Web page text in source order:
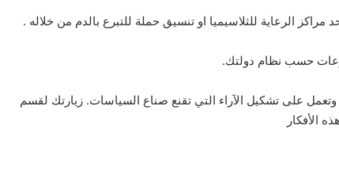
الرعاية للثلاسيميا او تنسيق حملة للتبرع بالدم من خلاله .
حسب نظام دولتك.
على تشكيل الآراء التي تقنع صناع السياسات. زيارتك لقسم
الأفكار